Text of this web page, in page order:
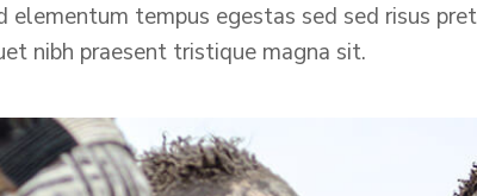
elementum tempus egestas sed sed risus
nibh praesent tristique magna sit.